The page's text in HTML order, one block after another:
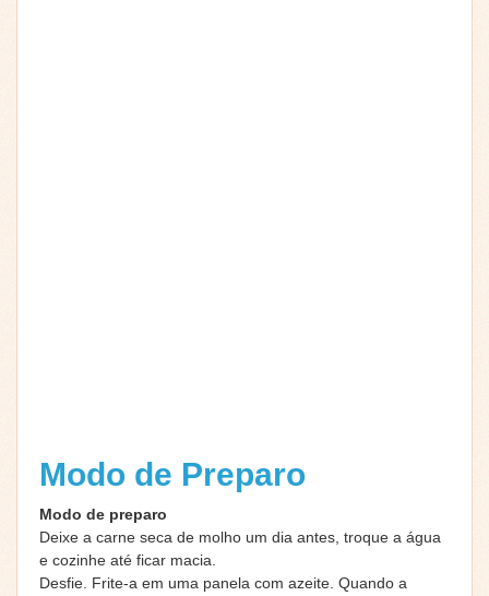
Modo de Preparo
Modo de preparo
Deixe a carne seca de molho um dia antes, troque a água
e cozinhe até ficar macia.
Desfie. Frite-a em uma panela com azeite. Quando a